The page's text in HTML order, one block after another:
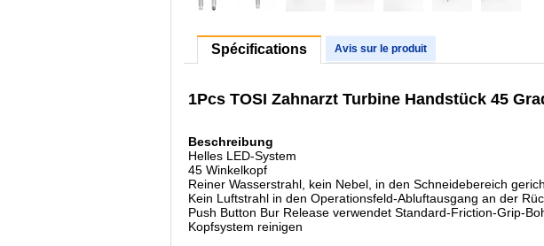
Spécifications Avis sur le produit
1Pcs TOSI Zahnarzt Turbine Handstück 45
Beschreibung
Helles LED-System
45 Winkelkopf
Reiner Wasserstrahl, kein Nebel, in den Schneidebereich
Kein Luftstrahl in den Operationsfeld-Abluftausgang an der
Push Button Bur Release verwendet Standard-Friction-Grip-
Kopfsystem reinigen